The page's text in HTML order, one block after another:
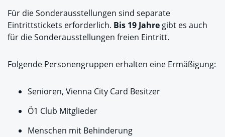
Für die Sonderausstellungen sind separate
Eintrittstickets erforderlich. Bis 19 Jahre gibt es auch
für die Sonderausstellungen freien Eintritt.
Folgende Personengruppen erhalten eine Ermäßigung:
Senioren, Vienna City Card Besitzer
Ö1 Club Mitglieder
Menschen mit Behinderung